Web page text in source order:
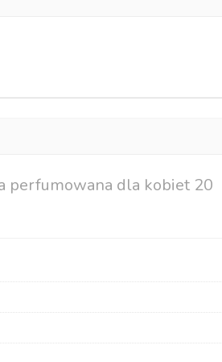
perfumowana dla kobiet 20